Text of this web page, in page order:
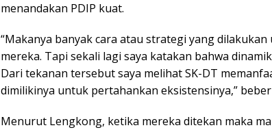
menandakan PDIP kuat.
“Makanya banyak cara atau strategi yang
mereka. Tapi sekali lagi saya katakan bahwa
Dari tekanan tersebut saya melihat SK-DT
dimilikinya untuk pertahankan eksistensinya,”
Menurut Lengkong, ketika mereka ditekan maka